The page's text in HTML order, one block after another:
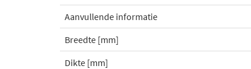
Aanvullende informatie
Breedte [mm]
Dikte [mm]